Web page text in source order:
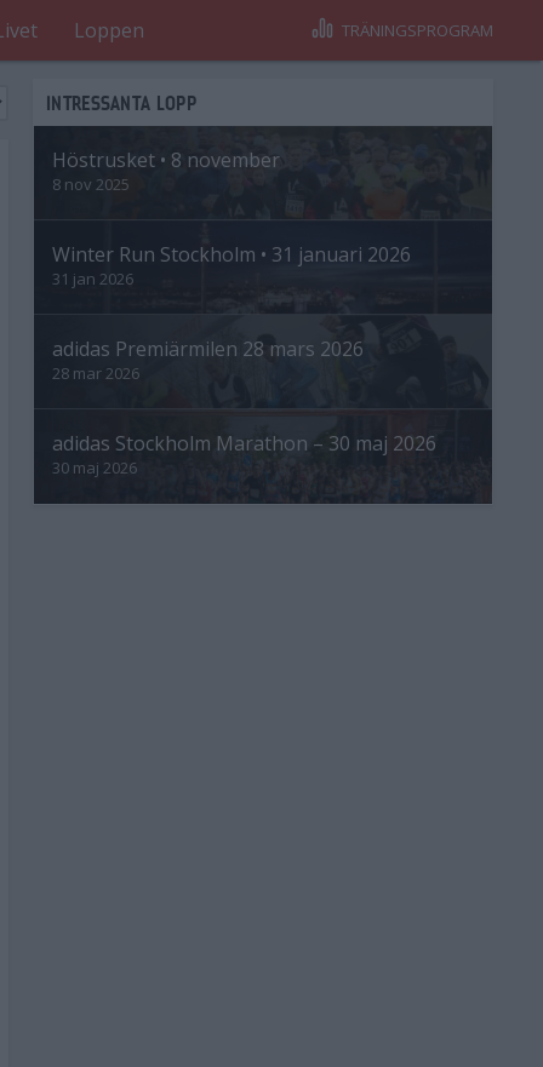
Loppen TRÄNINGSPROGRAM
INTRESSANTA LOPP
Höstrusket • 8 november
8 nov 2025
Winter Run Stockholm • 31 januari 2026
31 jan 2026
adidas Premiärmilen 28 mars 2026
28 mar 2026
adidas Stockholm Marathon – 30 maj 2026
30 maj 2026